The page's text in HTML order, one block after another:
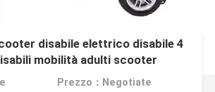
disabile elettrico disabile 4
mobilità adulti scooter
Prezzo：Negotiate